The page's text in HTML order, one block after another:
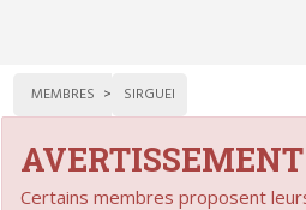
MEMBRES SIRGUEI
AVERTISSEMENT
Certains membres proposent